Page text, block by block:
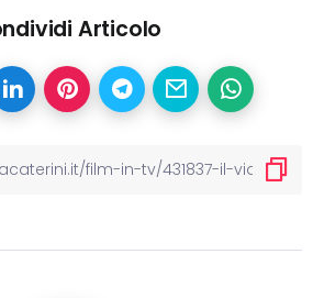
Articolo